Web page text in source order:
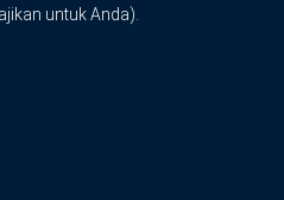
untuk Anda).